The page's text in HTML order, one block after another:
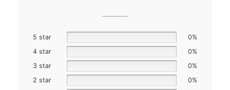
5 star
0%
4 star
0%
3 star
0%
2 star
0%